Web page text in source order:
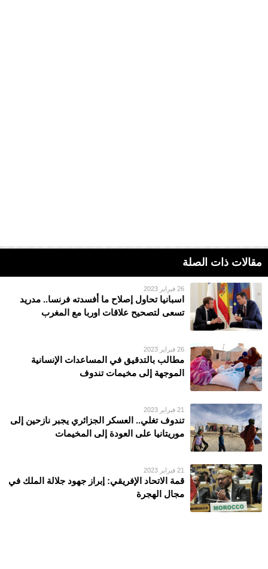
مقالات ذات الصلة
26 فبراير 2023
اسبانيا تحاول إصلاح ما أفسدته فرنسا.. مدريد
تسعى لتصحيح علاقات اوربا مع المغرب
26 فبراير 2023
مطالب بالتدقيق في المساعدات الإنسانية
الموجهة إلى مخيمات تندوف
21 فبراير 2023
تندوف تغلي.. العسكر الجزائري يجبر نازحين إلى
موريتانيا على العودة إلى المخيمات
21 فبراير 2023
قمة الاتحاد الإفريقي: إبراز جهود جلالة الملك في
مجال الهجرة